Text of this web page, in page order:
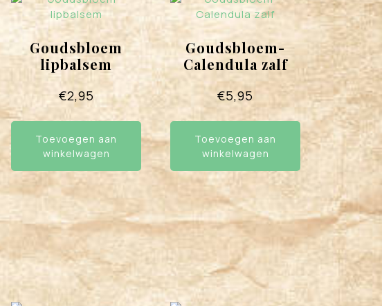
Goudsbloem
lipbalsem
€2,95
Toevoegen aan
winkelwagen
Goudsbloem-
Calendula zalf
€5,95
Toevoegen aan
winkelwagen